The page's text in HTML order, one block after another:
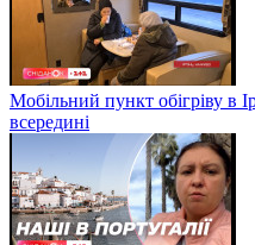
Мобільний пункт обігріву в
всередині